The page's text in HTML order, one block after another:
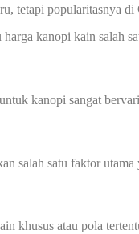
tetapi popularitasnya
kanopi kain salah
kanopi sangat
salah satu faktor utama
khusus atau pola